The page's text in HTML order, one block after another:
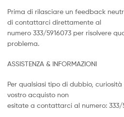
Prima di rilasciare un feedback
di contattarci direttamente al
numero 333/5916073 per risolvere
problema.
ASSISTENZA & INFORMAZIONI
Per qualsiasi tipo di dubbio,
vostro acquisto non
esitate a contattarci al numero: 333/